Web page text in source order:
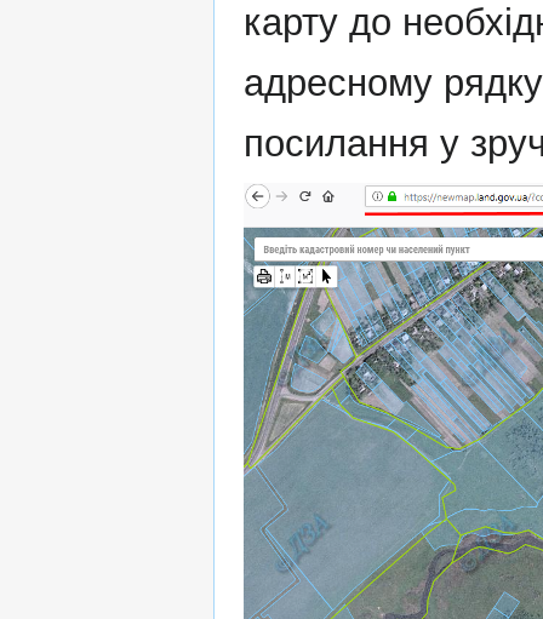
карту до
адресному
посилання у